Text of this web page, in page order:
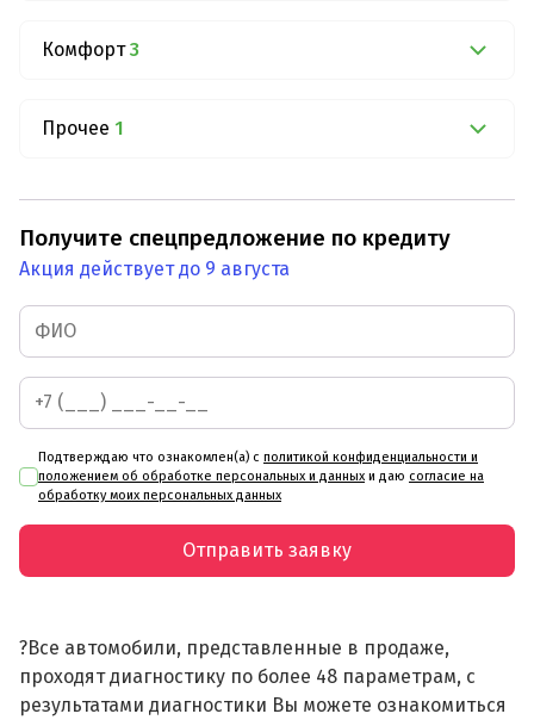
Комфорт 3
Прочее 1
Получите спецпредложение по кредиту
Акция действует до 9 августа
Подтверждаю что ознакомлен(а) с политикой конфиденциальности и
положением об обработке персональных и данных и даю согласие на
обработку моих персональных данных
Отправить заявку
?Все автомобили, представленные в продаже,
проходят диагностику по более 48 параметрам, с
результатами диагностики Вы можете ознакомиться